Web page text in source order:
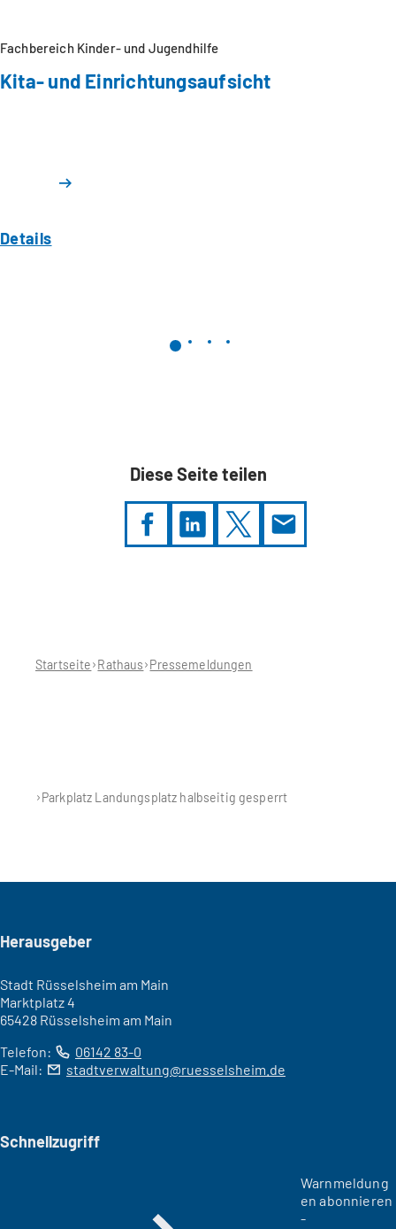
Fachbereich Kinder- und Jugendhilfe
Kita- und Einrichtungsaufsicht
Details
Diese Seite teilen
Startseite Rathaus Pressemeldungen
Parkplatz Landungsplatz halbseitig gesperrt
Seitenfuß
Herausgeber
Stadt Rüsselsheim am Main
Marktplatz 4
65428 Rüsselsheim am Main
Telefon:
06142 83-0
E-Mail:
stadtverwaltung ruesselsheim de
Schnellzugriff
Warnmeldung
en abonnieren
-